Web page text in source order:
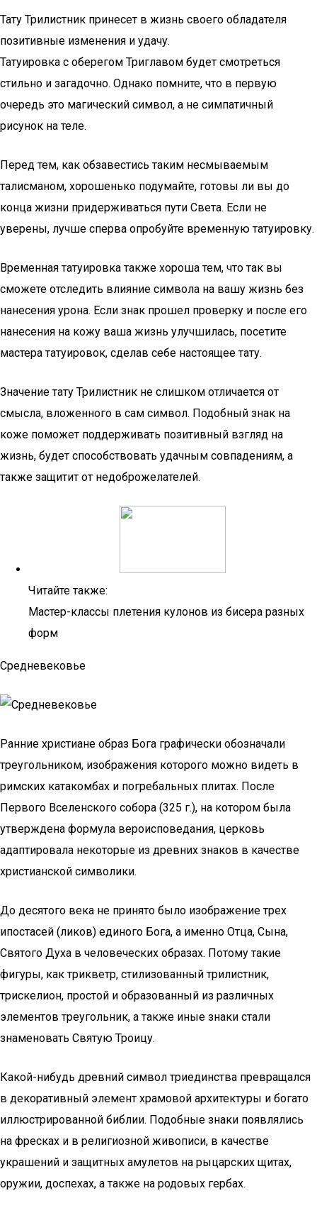
Тату Трилистник принесет в жизнь своего обладателя
позитивные изменения и удачу.
Татуировка с оберегом Триглавом будет смотреться
стильно и загадочно. Однако помните, что в первую
очередь это магический символ, а не симпатичный
рисунок на теле.
Перед тем, как обзавестись таким несмываемым
талисманом, хорошенько подумайте, готовы ли вы до
конца жизни придерживаться пути Света. Если не
уверены, лучше сперва опробуйте временную татуировку.
Временная татуировка также хороша тем, что так вы
сможете отследить влияние символа на вашу жизнь без
нанесения урона. Если знак прошел проверку и после его
нанесения на кожу ваша жизнь улучшилась, посетите
мастера татуировок, сделав себе настоящее тату.
Значение тату Трилистник не слишком отличается от
смысла, вложенного в сам символ. Подобный знак на
коже поможет поддерживать позитивный взгляд на
жизнь, будет способствовать удачным совпадениям, а
также защитит от недоброжелателей.
Читайте также:
Мастер-классы плетения кулонов из бисера разных
форм
Средневековье
Ранние христиане образ Бога графически обозначали
треугольником, изображения которого можно видеть в
римских катакомбах и погребальных плитах. После
Первого Вселенского собора (325 г.), на котором была
утверждена формула вероисповедания, церковь
адаптировала некоторые из древних знаков в качестве
христианской символики.
До десятого века не принято было изображение трех
ипостасей (ликов) единого Бога, а именно Отца, Сына,
Святого Духа в человеческих образах. Потому такие
фигуры, как трикветр, стилизованный трилистник,
трискелион, простой и образованный из различных
элементов треугольник, а также иные знаки стали
знаменовать Святую Троицу.
Какой-нибудь древний символ триединства превращался
в декоративный элемент храмовой архитектуры и богато
иллюстрированной библии. Подобные знаки появлялись
на фресках и в религиозной живописи, в качестве
украшений и защитных амулетов на рыцарских щитах,
оружии, доспехах, а также на родовых гербах.